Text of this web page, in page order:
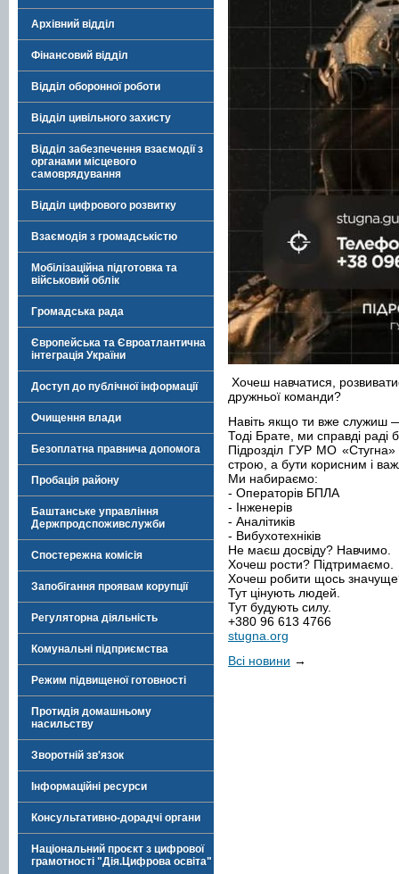
Архівний відділ
Фінансовий відділ
Відділ оборонної роботи
Відділ цивільного захисту
Відділ забезпечення взаємодії з
органами місцевого
самоврядування
Відділ цифрового розвитку
Взаємодія з громадськістю
Мобілізаційна підготовка та
військовий облік
Громадська рада
Європейська та Євроатлантична
інтеграція України
Доступ до публічної інформації
Очищення влади
Безоплатна правнича допомога
Пробація району
Баштанське управління
Держпродспоживслужби
Спостережна комісія
Запобігання проявам корупції
Регуляторна діяльність
Комунальні підприємства
Режим підвищеної готовності
Протидія домашньому
насильству
Зворотній зв'язок
Інформаційні ресурси
Консультативно-дорадчі органи
Національний проєкт з цифрової
грамотності "Дія.Цифрова освіта"
Хочеш навчатися,
дружньої команди?
Навіть якщо ти вже служиш
Тоді Брате, ми справді раді
Підрозділ ГУР МО
строю, а бути корисним і
Ми набираємо:
- Операторів БПЛА
- Інженерів
- Аналітиків
- Вибухотехніків
Не маєш досвіду? Навчимо.
Хочеш рости? Підтримаємо.
Хочеш робити щось
Тут цінують людей.
Тут будують силу.
+380 96 613 4766
stugna.org
Всі новини →